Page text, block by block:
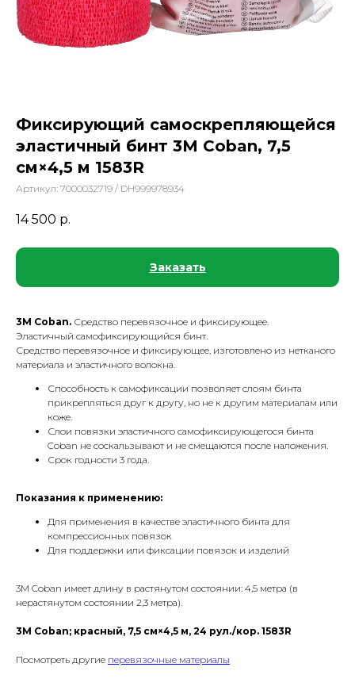
Фиксирующий самоскрепляющейся
эластичный бинт 3M Coban, 7,5
см×4,5 м 1583R
Артикул: 7000032719 / DH999978934
14 500 р.
Заказать
3M Coban. Средство перевязочное и фиксирующее.
Эластичный самофиксирующийся бинт.
Средство перевязочное и фиксирующее, изготовлено из нетканого
материала и эластичного волокна.
Способность к самофиксации позволяет слоям бинта
прикрепляться друг к другу, но не к другим материалам или
коже.
Слои повязки эластичного самофиксирующегося бинта
Coban не соскальзывают и не смещаются после наложения.
Срок годности 3 года.
Показания к применению:
Для применения в качестве эластичного бинта для
компрессионных повязок
Для поддержки или фиксации повязок и изделий
3М Coban имеет длину в растянутом состоянии: 4,5 метра (в
нерастянутом состоянии 2,3 метра).
3M Coban; красный, 7,5 см×4,5 м, 24 рул./кор. 1583R
Посмотреть другие перевязочные материалы